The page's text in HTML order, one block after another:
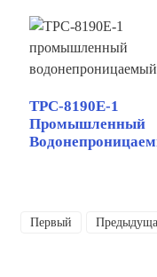
TPC-8190E-1
Промышленный
Первый